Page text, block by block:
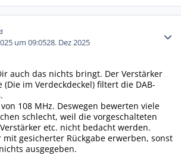
um 09:0528. Dez 2025
auch das nichts bringt. Der Verstärker
im Verdeckdeckel) filtert die DAB-
108 MHz. Deswegen bewerten viele
schlecht, weil die vorgeschalteten
etc. nicht bedacht werden.
gesicherter Rückgabe erwerben, sonst
ausgegeben.